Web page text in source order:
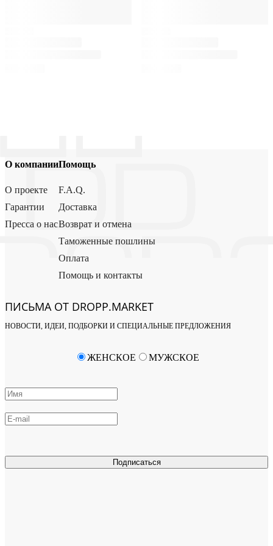
О компании
О проекте
Гарантии
Пресса о нас
Помощь
F.A.Q.
Доставка
Возврат и отмена
Таможенные пошлины
Оплата
Помощь и контакты
ПИСЬМА ОТ DROPP.MARKET
НОВОСТИ, ИДЕИ, ПОДБОРКИ И СПЕЦИАЛЬНЫЕ ПРЕДЛОЖЕНИЯ
Подписаться
ЖЕНСКОЕ МУЖСКОЕ